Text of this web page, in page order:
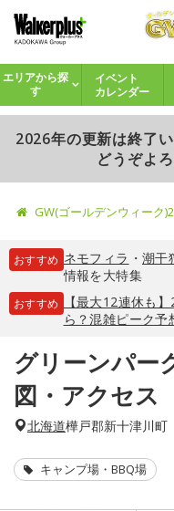
エリアから探
す
イベント
カレンダー
2026年の更新は終了
どうぞよ
GW(ゴールデンウィーク
おすすめ ネモフィラ ・ 潮干
情報を大特集
おすすめ
【最大12連休も
ら？混雑ピーク予
グリーンパー
図・アクセス
北海道樺戸郡新十津川町
キャンプ場・BBQ場